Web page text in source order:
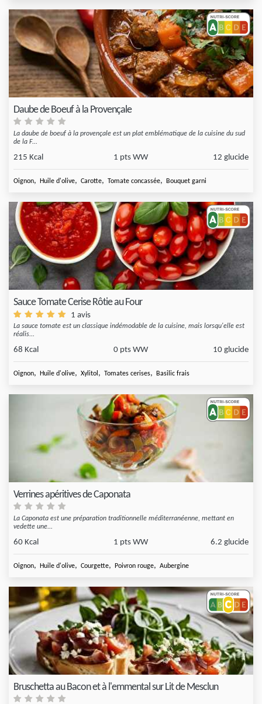
Daube de Boeuf à la Provençale
La daube de boeuf à la provençale est un plat emblématique de la cuisine du sud
de la F...
215 Kcal 1 pts WW 12 glucide
Oignon, Huile d'olive, Carotte, Tomate concassée, Bouquet garni
Sauce Tomate Cerise Rôtie au Four
1 avis
La sauce tomate est un classique indémodable de la cuisine, mais lorsqu'elle est
réalis...
68 Kcal 0 pts WW 10 glucide
Oignon, Huile d'olive, Xylitol , Tomates cerises, Basilic frais
Verrines apéritives de Caponata
La Caponata est une préparation traditionnelle méditerranéenne, mettant en
vedette une...
60 Kcal 1 pts WW 6.2 glucide
Oignon, Huile d'olive, Courgette, Poivron rouge, Aubergine
Bruschetta au Bacon et à l'emmental sur Lit de Mesclun